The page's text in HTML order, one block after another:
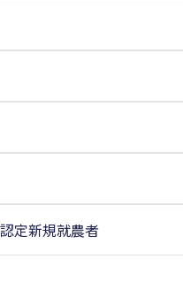
定新規就農者